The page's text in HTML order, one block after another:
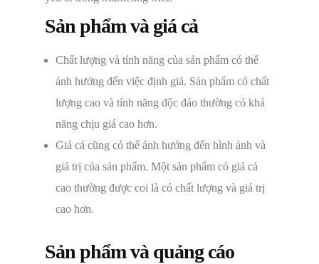
Sản phẩm và giá cả
Chất lượng và tính năng của sản phẩm có thể
ảnh hưởng đến việc định giá. Sản phẩm có chất
lượng cao và tính năng độc đáo thường có khả
năng chịu giá cao hơn.
Giá cả cũng có thể ảnh hưởng đến hình ảnh và
giá trị của sản phẩm. Một sản phẩm có giá cả
cao thường được coi là có chất lượng và giá trị
cao hơn.
Sản phẩm và quảng cáo